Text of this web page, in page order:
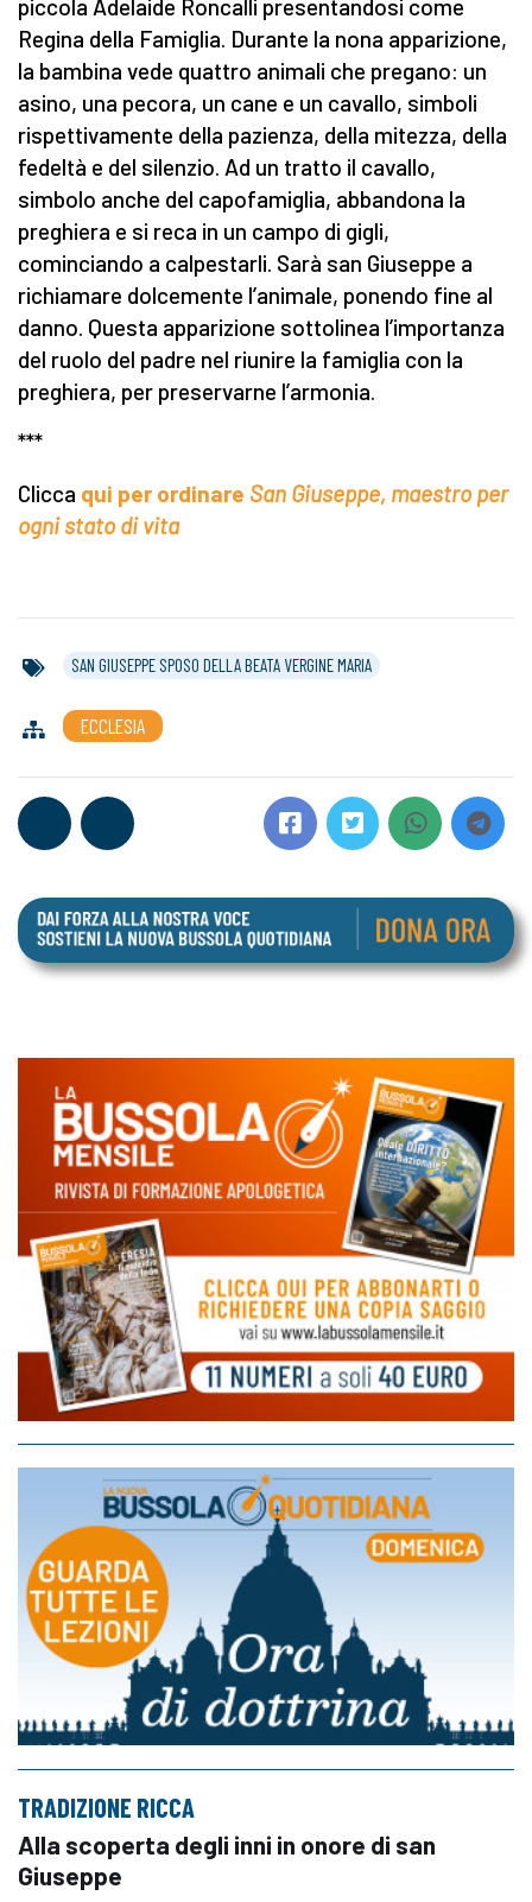
piccola Adelaide Roncalli presentandosi come
Regina della Famiglia. Durante la nona apparizione,
la bambina vede quattro animali che pregano: un
asino, una pecora, un cane e un cavallo, simboli
rispettivamente della pazienza, della mitezza, della
fedeltà e del silenzio. Ad un tratto il cavallo,
simbolo anche del capofamiglia, abbandona la
preghiera e si reca in un campo di gigli,
cominciando a calpestarli. Sarà san Giuseppe a
richiamare dolcemente l’animale, ponendo fine al
danno. Questa apparizione sottolinea l’importanza
del ruolo del padre nel riunire la famiglia con la
preghiera, per preservarne l’armonia.
***
Clicca qui per ordinare San Giuseppe, maestro per
ogni stato di vita
SAN GIUSEPPE SPOSO DELLA BEATA VERGINE MARIA
ECCLESIA
TRADIZIONE RICCA
Alla scoperta degli inni in onore di san
Giuseppe